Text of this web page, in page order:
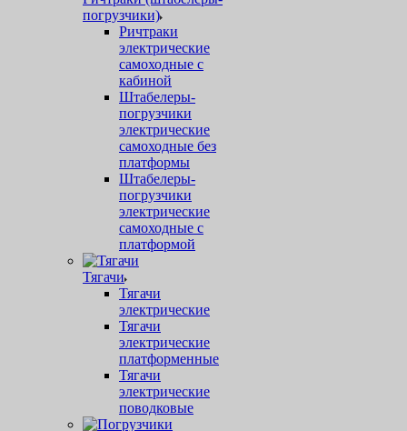
погрузчики)
Ричтраки
электрические
самоходные с
кабиной
Штабелеры-
погрузчики
электрические
самоходные без
платформы
Штабелеры-
погрузчики
электрические
самоходные с
платформой
Тягачи
Тягачи
электрические
Тягачи
электрические
платформенные
Тягачи
электрические
поводковые